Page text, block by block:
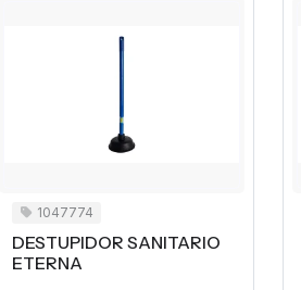
1047774
DESTUPIDOR SANITARIO
ETERNA